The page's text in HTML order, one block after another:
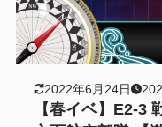
2022年6月24日
【春イベ】E2-3